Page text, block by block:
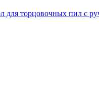
торцовочных пил с